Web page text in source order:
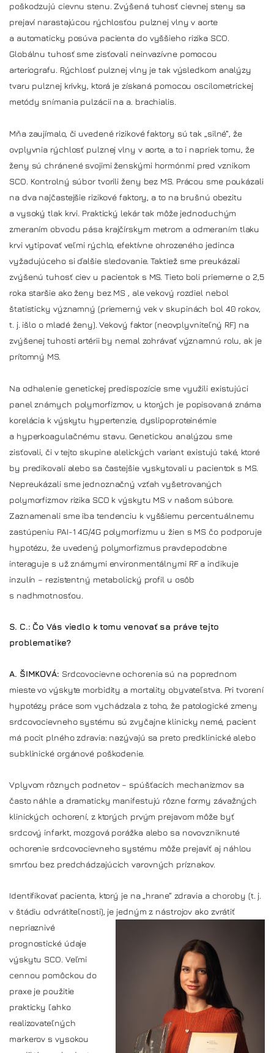
poškodzujú cievnu stenu. Zvýšená tuhosť cievnej steny sa
prejaví narastajúcou rýchlosťou pulznej vlny v aorte
a automaticky posúva pacienta do vyššieho rizika SCO.
Globálnu tuhosť sme zisťovali neinvazívne pomocou
arteriografu. Rýchlosť pulznej vlny je tak výsledkom analýzy
tvaru pulznej krivky, ktorá je získaná pomocou oscilometrickej
metódy snímania pulzácii na a. brachialis.
Mňa zaujímalo, či uvedené rizikové faktory sú tak „silné“, že
ovplyvnia rýchlosť pulznej vlny v aorte, a to i napriek tomu, že
ženy sú chránené svojimi ženskými hormónmi pred vznikom
SCO. Kontrolný súbor tvorili ženy bez MS. Prácou sme poukázali
na dva najčastejšie rizikové faktory, a to na brušnú obezitu
a vysoký tlak krvi. Praktický lekár tak môže jednoduchým
zmeraním obvodu pása krajčírskym metrom a odmeraním tlaku
krvi vytipovať veľmi rýchlo, efektívne ohrozeného jedinca
vyžadujúceho si ďalšie sledovanie. Taktiež sme preukázali
zvýšenú tuhosť ciev u pacientok s MS. Tieto boli priemerne o 2,5
roka staršie ako ženy bez MS , ale vekový rozdiel nebol
štatisticky významný (priemerný vek v skupinách bol 40 rokov,
t. j. išlo o mladé ženy). Vekový faktor (neovplyvniteľný RF) na
zvýšenej tuhosti artérii by nemal zohrávať významnú rolu, ak je
prítomný MS.
Na odhalenie genetickej predispozície sme využili existujúci
panel známych polymorfizmov, u ktorých je popisovaná známa
korelácia k výskytu hypertenzie, dyslipoproteinémie
a hyperkoagulačnému stavu. Genetickou analýzou sme
zisťovali, či v tejto skupine alelických variant existujú také, ktoré
by predikovali alebo sa častejšie vyskytovali u pacientok s MS.
Nepreukázali sme jednoznačný vzťah vyšetrovaných
polymorfizmov rizika SCO k výskytu MS v našom súbore.
Zaznamenali sme iba tendenciu k vyššiemu percentuálnemu
zastúpeniu PAI-1 4G/4G polymorfizmu u žien s MS čo podporuje
hypotézu, že uvedený polymorfizmus pravdepodobne
interaguje s už známymi environmentálnymi RF a indikuje
inzulín – rezistentný metabolický profil u osôb
s nadhmotnosťou.
S. C.: Čo Vás viedlo k tomu venovať sa práve tejto
problematike?
A. ŠIMKOVÁ: Srdcovocievne ochorenia sú na poprednom
mieste vo výskyte morbidity a mortality obyvateľstva. Pri tvorení
hypotézy práce som vychádzala z toho, že patologické zmeny
srdcovocievneho systému sú zvyčajne klinicky nemé, pacient
má pocit plného zdravia: nazývajú sa preto predklinické alebo
subklinické orgánové poškodenie.
Vplyvom rôznych podnetov – spúšťacích mechanizmov sa
často náhle a dramaticky manifestujú rôzne formy závažných
klinických ochorení, z ktorých prvým prejavom môže byť
srdcový infarkt, mozgová porážka alebo sa novovzniknuté
ochorenie srdcovocievneho systému môže prejaviť aj náhlou
smrťou bez predchádzajúcich varovných príznakov.
Identifikovať pacienta, ktorý je na „hrane“ zdravia a choroby (t. j.
v štádiu odvrátiteľnosti), je jedným z nástrojov ako zvrátiť
nepriaznivé
prognostické údaje
výskytu SCO. Veľmi
cennou pomôckou do
praxe je použitie
prakticky ľahko
realizovateľných
markerov s vysokou